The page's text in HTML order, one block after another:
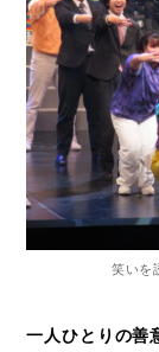
笑いを
一人ひとりの善